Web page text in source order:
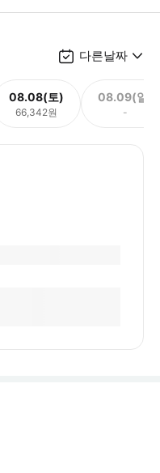
다른날짜
08.08(토)
66,342원
08.09(일)
-